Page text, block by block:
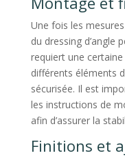
Une fois les
du dressing d’angle
requiert une
différents éléments
sécurisée. Il est
les instructions de
afin d’assurer la
Finitions et